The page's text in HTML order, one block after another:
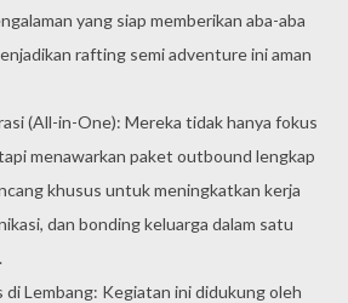
yang siap memberikan aba-aba
rafting semi adventure ini aman
(All-in-One): Mereka tidak hanya fokus
menawarkan paket outbound lengkap
khusus untuk meningkatkan kerja
dan bonding keluarga dalam satu
di Lembang: Kegiatan ini didukung oleh